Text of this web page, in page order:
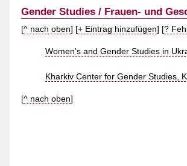
Gender Studies / Frauen- und
[^ nach oben] [+ Eintrag hinzufügen] [?
Women's and Gender Studies in
Kharkiv Center for Gender Studies,
[^ nach oben]